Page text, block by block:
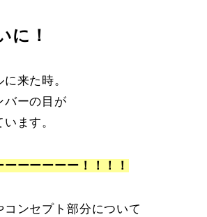
に！
来た時。
バーの目が
ます。
ーーーーー！！！！
ンセプト部分について